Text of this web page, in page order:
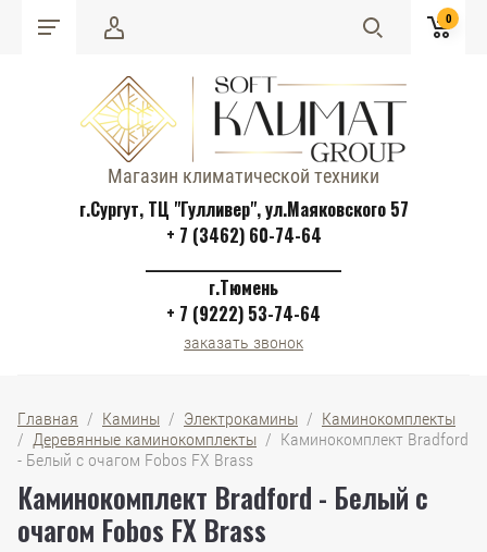
0
Магазин климатической техники
г.Сургут, ТЦ "Гулливер", ул.Маяковского 57
+ 7 (3462) 60-74-64
г.Тюмень
+ 7 (9222) 53-74-64
заказать звонок
Главная
  /
Камины
  /
Электрокамины
  /
Каминокомплекты
/ Деревянные каминокомплекты
  /  Каминокомплект Bradford
- Белый с очагом Fobos FX Brass
Каминокомплект Bradford - Белый с
очагом Fobos FX Brass